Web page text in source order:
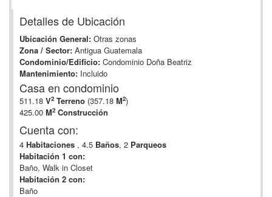
Detalles de Ubicación
Ubicación General: Otras zonas
Zona / Sector: Antigua Guatemala
Condominio/Edificio: Condominio Doña Beatriz
Mantenimiento: Incluido
Casa en condominio
511.18 V2 Terreno (357.18 M2)
425.00 M2 Construcción
Cuenta con:
4 Habitaciones , 4.5 Baños, 2 Parqueos
Habitación 1 con:
Baño, Walk in Closet
Habitación 2 con:
Baño